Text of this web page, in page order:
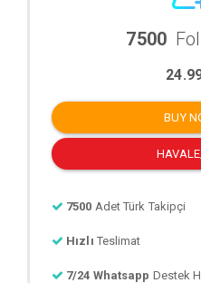
7500
BUY
7500 Adet Türk Takipçi
Hızlı Teslimat
7/24 Whatsapp